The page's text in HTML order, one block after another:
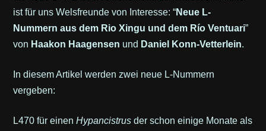
ist für uns Welsfreunde von Interesse: “Neue L-
Nummern aus dem Rio Xingu und dem Río Ventuari”
von Haakon Haagensen und Daniel Konn-Vetterlein.
In diesem Artikel werden zwei neue L-Nummern
vergeben:
L470 für einenHypancistrus der schon einige Monate als